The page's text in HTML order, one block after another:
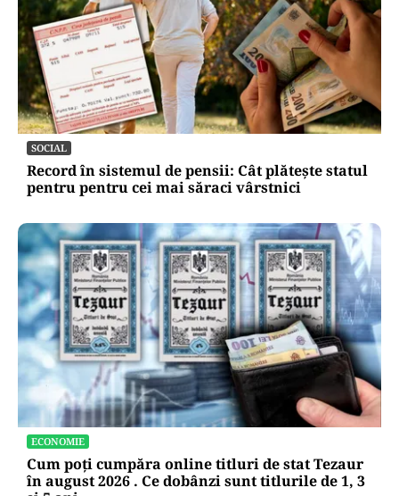
SOCIAL
Record în sistemul de pensii: Cât plătește statul
pentru pentru cei mai săraci vârstnici
ECONOMIE
Cum poți cumpăra online titluri de stat Tezaur
în august 2026 . Ce dobânzi sunt titlurile de 1, 3